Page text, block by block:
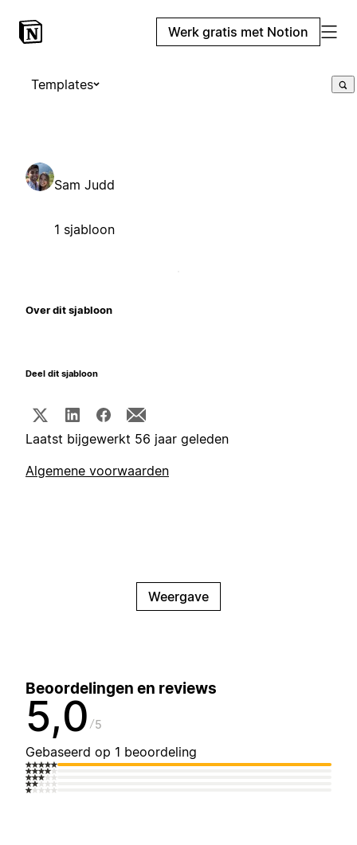
Werk gratis met Notion
Templates
Sam Judd
1 sjabloon
Over dit sjabloon
Deel dit sjabloon
Laatst bijgewerkt 56 jaar geleden
Algemene voorwaarden
Weergave
Beoordelingen en reviews
5,0 5
Gebaseerd op 1 beoordeling